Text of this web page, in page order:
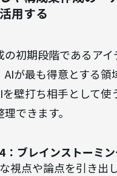
用する
の初期段階であるア
が最も得意とする領
を壁打ち相手として使
できます。
：ブレインストーミ
視点や論点を引き出し